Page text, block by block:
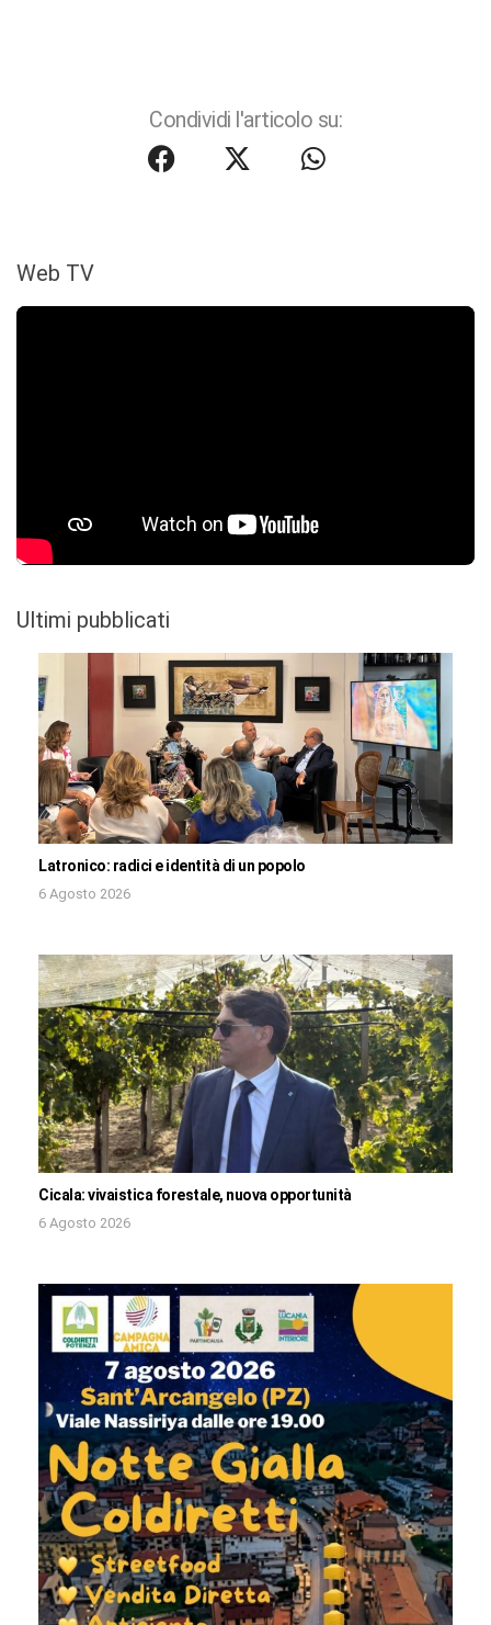
Condividi l'articolo su:
Web TV
Ultimi pubblicati
Latronico: radici e identità di un popolo
6 Agosto 2026
Cicala: vivaistica forestale, nuova opportunità
6 Agosto 2026